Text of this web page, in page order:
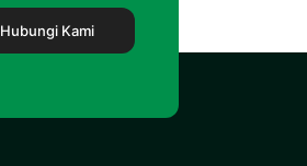
Hubungi Kami